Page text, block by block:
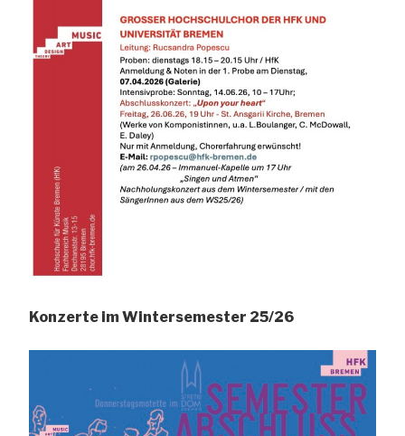
Konzerte im Wintersemester 25/26